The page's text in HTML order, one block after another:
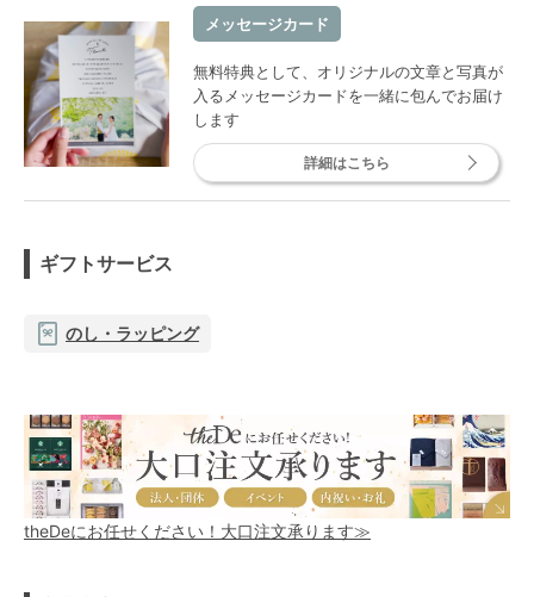
メッセージカード
無料特典として、オリジナルの文章と写真が
入るメッセージカードを一緒に包んでお届け
します
詳細はこちら
ギフトサービス
のし・ラッピング
theDeにお任せください！大口注文承ります≫